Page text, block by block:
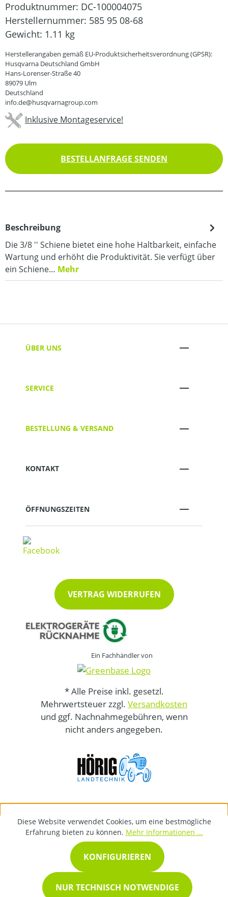
Produktnummer: DC-100004075
Herstellernummer: 585 95 08-68
Gewicht: 1.11 kg
Herstellerangaben gemäß EU-Produktsicherheitsverordnung (GPSR):
Husqvarna Deutschland GmbH
Hans-Lorenser-Straße 40
89079 Ulm
Deutschland
info.de@husqvarnagroup.com
Inklusive Montageservice!
BESTELLANFRAGE SENDEN
Beschreibung
Die 3/8 '' Schiene bietet eine hohe Haltbarkeit, einfache
Wartung und erhöht die Produktivität. Sie verfügt über
ein Schiene… Mehr
ÜBER UNS
SERVICE
BESTELLUNG & VERSAND
KONTAKT
ÖFFNUNGSZEITEN
VERTRAG WIDERRUFEN
Ein Fachhändler von
* Alle Preise inkl. gesetzl.
Mehrwertsteuer zzgl. Versandkosten
und ggf. Nachnahmegebühren, wenn
nicht anders angegeben.
Diese Website verwendet Cookies, um eine bestmögliche
Erfahrung bieten zu können. Mehr Informationen ...
NUR TECHNISCH NOTWENDIGE
KONFIGURIEREN